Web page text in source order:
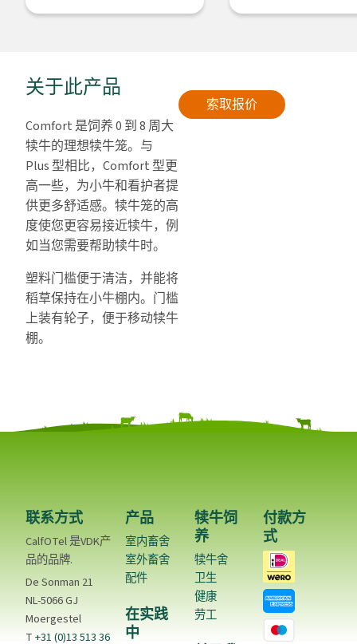
关于此产品
Comfort 是饲养 0 到 8 周大
犊牛的理想犊牛笼。与
Plus 型相比，Comfort 型更
高一些，为小牛和看护者提
供更多舒适感。犊牛笼的高
度使您更容易接近犊牛，例
如当您需要帮助犊牛时。
塑料门槛便于清洁，并能将
稻草保持在小牛棚内。门槛
上装有轮子，便于移动犊牛
棚。
索取报价
联系方式
CalfOTel 是VDK产
品的品牌.
De Sonman 21
NL-5066 GJ
Moergestel
T+31 (0)13 513 36
产品
室内畜舍
室外畜舍
配件
在实践
中
犊牛饲
养
犊牛舍
卫生
健康
劳工
付款方
式